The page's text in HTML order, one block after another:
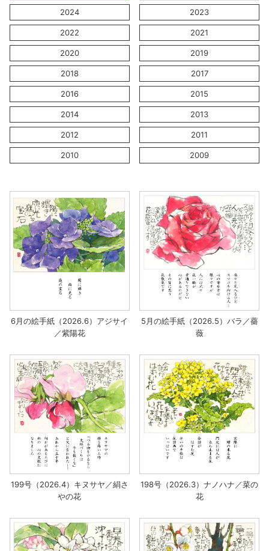
2024 2023
2022 2021
2020 2019
2018 2017
2016 2015
2014 2013
2012 2011
2010 2009
6月の絵手紙（2026.6）アジサイ
／紫陽花
5月の絵手紙（2026.5）バラ／薔
薇
199号（2026.4）キヌサヤ／絹さ
やの花
198号（2026.3）ナノハナ／菜の
花